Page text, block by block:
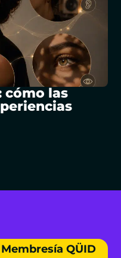
cómo las
Membresía QÜID